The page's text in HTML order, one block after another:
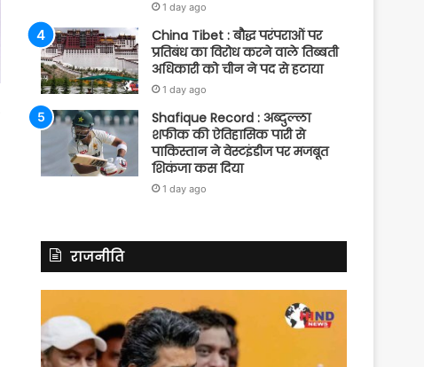
1 day ago
China Tibet : बौद्ध परंपराओं पर
प्रतिबंध का विरोध करने वाले तिब्बती
अधिकारी को चीन ने पद से हटाया
1 day ago
Shafique Record : अब्दुल्ला
शफीक की ऐतिहासिक पारी से
पाकिस्तान ने वेस्टइंडीज पर मजबूत
शिकंजा कस दिया
1 day ago
राजनीति